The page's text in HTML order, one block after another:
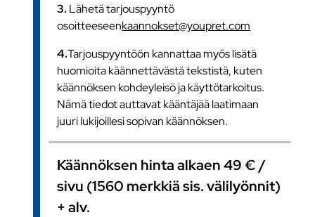
3. Lähetä tarjouspyyntö
osoitteeseenkaannokset@youpret.com
4.Tarjouspyyntöön kannattaa myös lisätä
huomioita käännettävästä tekstistä, kuten
käännöksen kohdeyleisö ja käyttötarkoitus.
Nämä tiedot auttavat kääntäjää laatimaan
juuri lukijoillesi sopivan käännöksen.
Käännöksen hinta alkaen 49 € /
sivu (1560 merkkiä sis. välilyönnit)
+ alv.